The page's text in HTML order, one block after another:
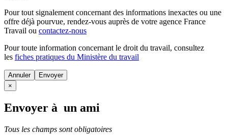
Pour tout signalement concernant des informations inexactes ou une
offre déjà pourvue, rendez-vous auprès de votre agence France
Travail ou contactez-nous
Pour toute information concernant le droit du travail, consultez
les fiches pratiques du Ministère du travail
Annuler
×
Envoyer à un ami
Tous les champs sont obligatoires